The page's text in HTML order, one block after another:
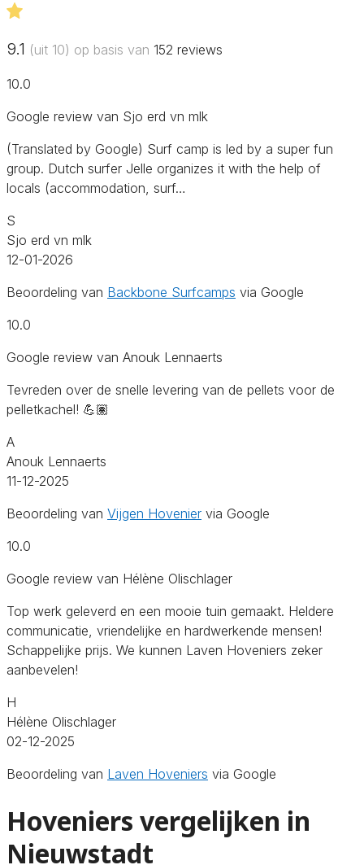
9.1 (uit 10) op basis van 152 reviews
10.0
Google review van Sjo erd vn mlk
(Translated by Google) Surf camp is led by a super fun
group. Dutch surfer Jelle organizes it with the help of
locals (accommodation, surf…
S
Sjo erd vn mlk
12-01-2026
Beoordeling van Backbone Surfcamps via Google
10.0
Google review van Anouk Lennaerts
Tevreden over de snelle levering van de pellets voor de
pelletkachel! 💪🏽
A
Anouk Lennaerts
11-12-2025
Beoordeling van Vijgen Hovenier via Google
10.0
Google review van Hélène Olischlager
Top werk geleverd en een mooie tuin gemaakt. Heldere
communicatie, vriendelijke en hardwerkende mensen!
Schappelijke prijs. We kunnen Laven Hoveniers zeker
aanbevelen!
H
Hélène Olischlager
02-12-2025
Beoordeling van Laven Hoveniers via Google
Hoveniers vergelijken in
Nieuwstadt